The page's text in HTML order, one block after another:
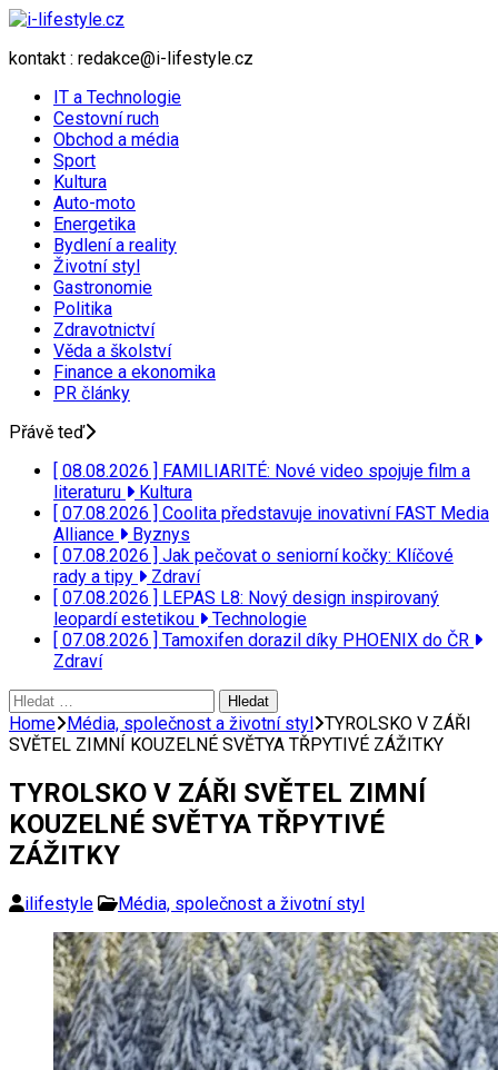
kontakt : redakce@i-lifestyle.cz
IT a Technologie
Cestovní ruch
Obchod a média
Sport
Kultura
Auto-moto
Energetika
Bydlení a reality
Životní styl
Gastronomie
Politika
Zdravotnictví
Věda a školství
Finance a ekonomika
PR články
Přávě teď
[ 08.08.2026 ] FAMILIARITÉ: Nové video spojuje film a
literaturu
Kultura
[ 07.08.2026 ] Coolita představuje inovativní FAST Media
Alliance
Byznys
[ 07.08.2026 ] Jak pečovat o seniorní kočky: Klíčové
rady a tipy
Zdraví
[ 07.08.2026 ] LEPAS L8: Nový design inspirovaný
leopardí estetikou
Technologie
[ 07.08.2026 ] Tamoxifen dorazil díky PHOENIX do ČR
Zdraví
Vyhledávání
Home Média, společnost a životní styl TYROLSKO V ZÁŘI
SVĚTEL ZIMNÍ KOUZELNÉ SVĚTYA TŘPYTIVÉ ZÁŽITKY
TYROLSKO V ZÁŘI SVĚTEL ZIMNÍ
KOUZELNÉ SVĚTYA TŘPYTIVÉ
ZÁŽITKY
ilifestyle Média, společnost a životní styl